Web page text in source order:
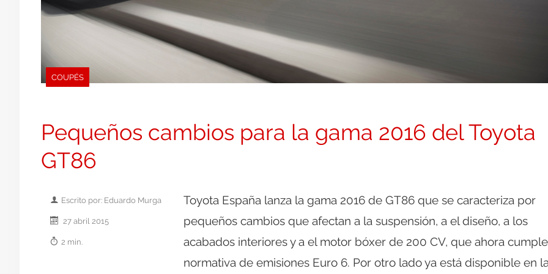
COUPÉS
Pequeños cambios para la gama 2016 del Toyota
GT86
Escrito por: Eduardo Murga
27 abril 2015
2 min.
Toyota España lanza la gama 2016 de GT86 que se caracteriza por
pequeños cambios que afectan a la suspensión, a el diseño, a los
acabados interiores y a el motor bóxer de 200 CV, que ahora
normativa de emisiones Euro 6. Por otro lado ya está disponible en